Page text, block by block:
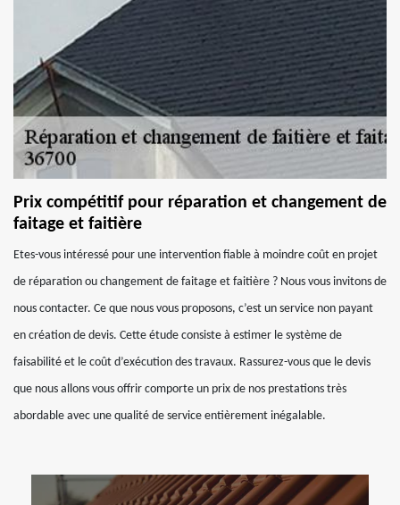
Prix compétitif pour réparation et changement de
faitage et faitière
Etes-vous intéressé pour une intervention fiable à moindre coût en projet
de réparation ou changement de faitage et faitière ? Nous vous invitons de
nous contacter. Ce que nous vous proposons, c’est un service non payant
en création de devis. Cette étude consiste à estimer le système de
faisabilité et le coût d’exécution des travaux. Rassurez-vous que le devis
que nous allons vous offrir comporte un prix de nos prestations très
abordable avec une qualité de service entièrement inégalable.